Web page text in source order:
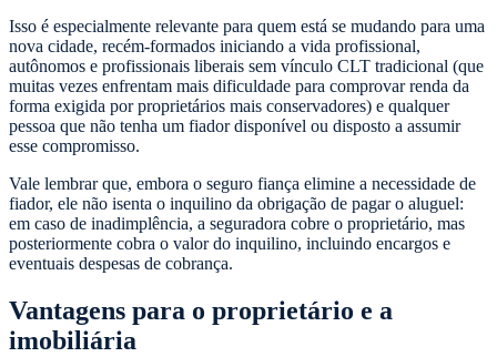
Isso é especialmente relevante para quem está se mudando para uma
nova cidade, recém-formados iniciando a vida profissional,
autônomos e profissionais liberais sem vínculo CLT tradicional (que
muitas vezes enfrentam mais dificuldade para comprovar renda da
forma exigida por proprietários mais conservadores) e qualquer
pessoa que não tenha um fiador disponível ou disposto a assumir
esse compromisso.
Vale lembrar que, embora o seguro fiança elimine a necessidade de
fiador, ele não isenta o inquilino da obrigação de pagar o aluguel:
em caso de inadimplência, a seguradora cobre o proprietário, mas
posteriormente cobra o valor do inquilino, incluindo encargos e
eventuais despesas de cobrança.
Vantagens para o proprietário e a
imobiliária